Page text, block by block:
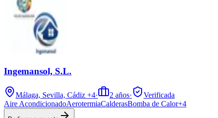
Ingemansol, S.L.
Málaga, Sevilla, Cádiz +4· 2 años·
Verificada
Aire AcondicionadoAerotermiaCalderasBomba de Calor+4